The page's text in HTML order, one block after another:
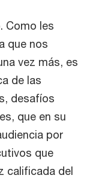
Como les
que nos
vez más, es
de las
desafíos
que en su
por
que
calificada del